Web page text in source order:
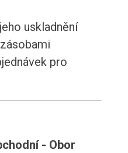
uskladnění
pro
- Obor